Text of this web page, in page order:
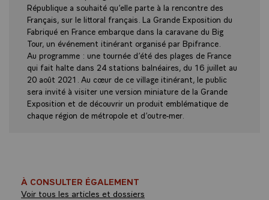
République a souhaité qu’elle parte à la rencontre des
Français, sur le littoral français. La Grande Exposition du
Fabriqué en France embarque dans la caravane du Big
Tour, un événement itinérant organisé par Bpifrance.
Au programme : une tournée d’été des plages de France
qui fait halte dans 24 stations balnéaires, du 16 juillet au
20 août 2021. Au cœur de ce village itinérant, le public
sera invité à visiter une version miniature de la Grande
Exposition et de découvrir un produit emblématique de
chaque région de métropole et d’outre-mer.
À CONSULTER ÉGALEMENT
Voir tous les articles et dossiers